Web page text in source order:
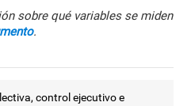
sobre qué variables se miden
.
control ejecutivo e